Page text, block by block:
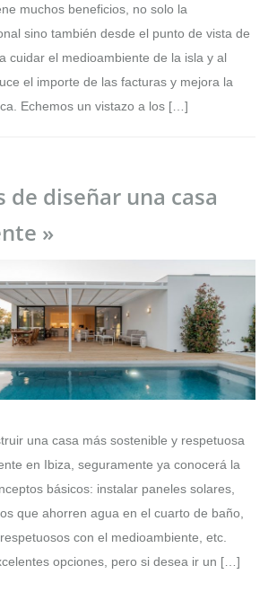
muchos beneficios, no solo la
sino también desde el punto de vista de
cuidar el medioambiente de la isla y al
el importe de las facturas y mejora la
Echemos un vistazo a los […]
de diseñar una casa
»
una casa más sostenible y respetuosa
en Ibiza, seguramente ya conocerá la
básicos: instalar paneles solares,
que ahorren agua en el cuarto de baño,
con el medioambiente, etc.
opciones, pero si desea ir un […]